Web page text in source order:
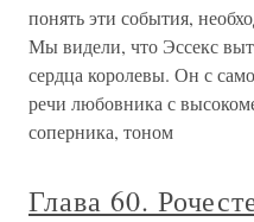
понять эти события,
Мы видели, что Эссекс
сердца королевы. Он с
речи любовника с
соперника, тоном
Глава 60.